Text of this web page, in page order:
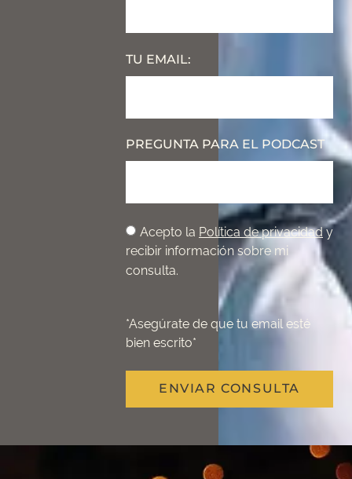
TU EMAIL:
PREGUNTA PARA EL PODCAST
Acepto la Política de privacidady
recibir información sobre mi
consulta.
*Asegúrate de que tu email esté
bien escrito*
ENVIAR CONSULTA